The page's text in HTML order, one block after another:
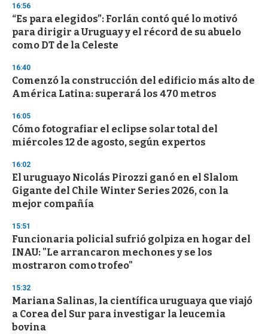
d
s
o
f
3
s
e
c
o
d
s
16:56
“Es para elegidos”: Forlán contó qué lo motivó
para dirigir a Uruguay y el récord de su abuelo
como DT de la Celeste
16:40
Comenzó la construcción del edificio más alto de
América Latina: superará los 470 metros
16:05
Cómo fotografiar el eclipse solar total del
miércoles 12 de agosto, según expertos
16:02
El uruguayo Nicolás Pirozzi ganó en el Slalom
Gigante del Chile Winter Series 2026, con la
mejor compañía
15:51
Funcionaria policial sufrió golpiza en hogar del
INAU: "Le arrancaron mechones y se los
mostraron como trofeo"
15:32
Mariana Salinas, la científica uruguaya que viajó
a Corea del Sur para investigar la leucemia
bovina